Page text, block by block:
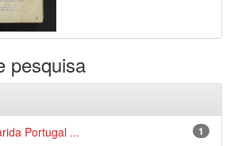
pesquisa
1
Portugal ...